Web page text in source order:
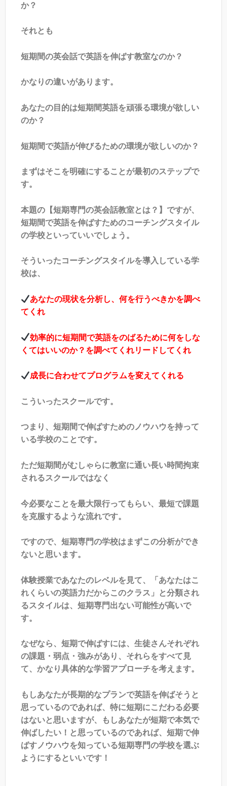
か？
それとも
短期間の英会話で英語を伸ばす教室なのか？
かなりの違いがあります。
あなたの目的は短期間英語を頑張る環境が欲しい
のか？
短期間で英語が伸びるための環境が欲しいのか？
まずはそこを明確にすることが最初のステップで
す。
本題の【短期専門の英会話教室とは？】ですが、
短期間で英語を伸ばすためのコーチングスタイル
の学校といっていいでしょう。
そういったコーチングスタイルを導入している学
校は、
あなたの現状を分析し、何を行うべきかを調べ
てくれ
効率的に短期間で英語をのばるために何をしな
くてはいいのか？を調べてくれリードしてくれ
成長に合わせてプログラムを変えてくれる
こういったスクールです。
つまり、短期間で伸ばすためのノウハウを持って
いる学校のことです。
ただ短期間がむしゃらに教室に通い長い時間拘束
されるスクールではなく
今必要なことを最大限行ってもらい、最短で課題
を克服するような流れです。
ですので、短期専門の学校はまずこの分析ができ
ないと思います。
体験授業であなたのレベルを見て、「あなたはこ
れくらいの英語力だからこのクラス」と分類され
るスタイルは、短期専門出ない可能性が高いで
す。
なぜなら、短期で伸ばすには、生徒さんそれぞれ
の課題・弱点・強みがあり、それらをすべて見
て、かなり具体的な学習アプローチを考えます。
もしあなたが長期的なプランで英語を伸ばそうと
思っているのであれば、特に短期にこだわる必要
はないと思いますが、もしあなたが短期で本気で
伸ばしたい！と思っているのであれば、短期で伸
ばすノウハウを知っている短期専門の学校を選ぶ
ようにするといいです！